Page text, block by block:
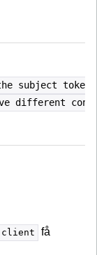
subject
different
client
få